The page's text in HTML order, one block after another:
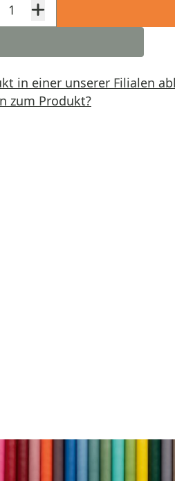
in einer unserer Filialen
zum Produkt?